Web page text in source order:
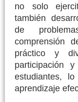
no solo
también
de
comprensión
práctico y
participación
estudiantes,
aprendizaje